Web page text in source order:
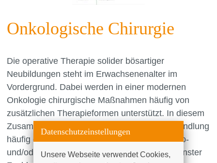
Onkologische Chirurgie
Die operative Therapie solider bösartiger
Neubildungen steht im Erwachsenenalter im
Vordergrund. Dabei werden in einer modernen
Onkologie chirurgische Maßnahmen häufig von
zusätzlichen Therapieformen unterstützt. In diesem
Zusammenhang ist für eine erfolgreiche Behandlung
häufig der Einsatz einer abgestimmten Chemo-
und/oder Bestrahlungstherapie gemäß modernster
Datenschutzeinstellungen
Unsere Webseite verwendet Cookies,